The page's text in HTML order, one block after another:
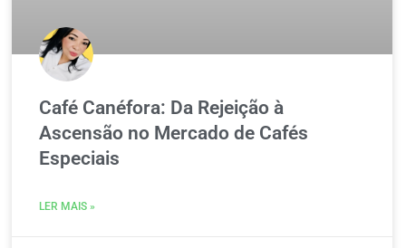
Café Canéfora: Da Rejeição à
Ascensão no Mercado de Cafés
Especiais
LER MAIS »